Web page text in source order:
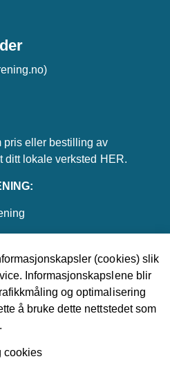
pris eller bestilling av
ditt lokale verksted HER.
(cookies) slik
Informasjonskapslene blir
og optimalisering
å bruke dette nettstedet som
cookies